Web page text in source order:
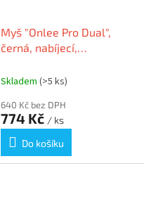
Myš "Onlee Pro Dual",
černá, nabíjecí,
USB+BT, URBAN FACTORY
Skladem (>5 ks)
640 Kč bez DPH
774 Kč / ks
Do košíku